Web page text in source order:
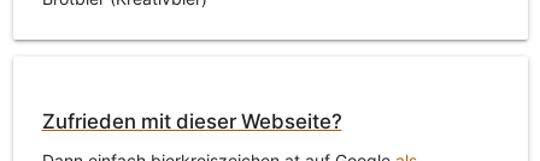
Zufrieden mit dieser Webseite?